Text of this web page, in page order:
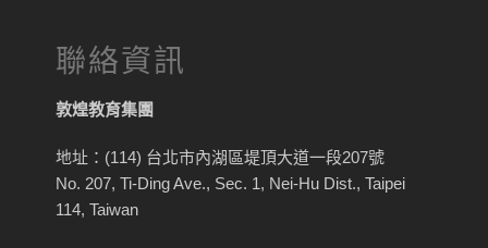
聯絡資訊
敦煌教育集團
地址：(114) 台北市內湖區堤頂大道一段207號
No. 207, Ti-Ding Ave., Sec. 1, Nei-Hu Dist., Taipei
114, Taiwan